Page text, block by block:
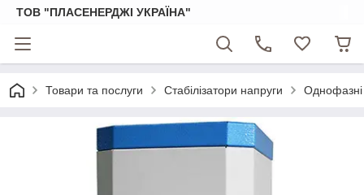
ТОВ "ПЛАСЕНЕРДЖІ УКРАЇНА"
Товари та послуги Стабілізатори напруги Однофазні